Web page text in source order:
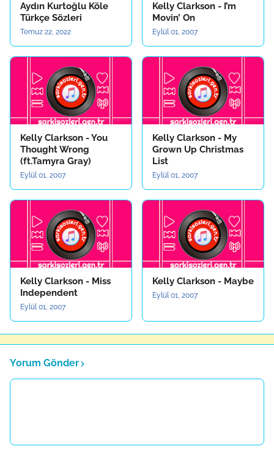
Aydın Kurtoğlu Köle
Türkçe Sözleri
Temuz 22, 2022
Kelly Clarkson - I’m
Movin’ On
Eylül 01, 2007
Kelly Clarkson - You
Thought Wrong
(ft.Tamyra Gray)
Eylül 01, 2007
Kelly Clarkson - My
Grown Up Christmas
List
Eylül 01, 2007
Kelly Clarkson - Miss
Independent
Eylül 01, 2007
Kelly Clarkson - Maybe
Eylül 01, 2007
Yorum Gönder